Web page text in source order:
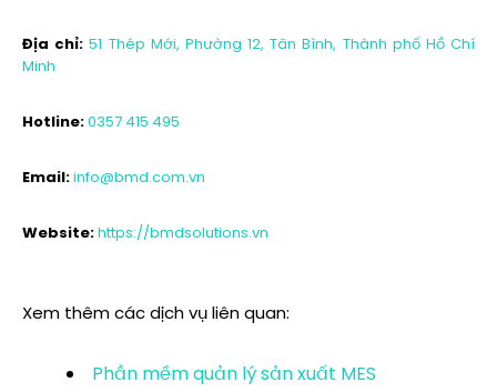
Địa chỉ: 51 Thép Mới, Phường 12, Tân Bình, Thành phố Hồ Chí
Minh
Hotline:0357 415 495
Email:info@bmd.com.vn
Website:https://bmdsolutions.vn
Xem thêm các dịch vụ liên quan:
Phần mềm quản lý sản xuất MES